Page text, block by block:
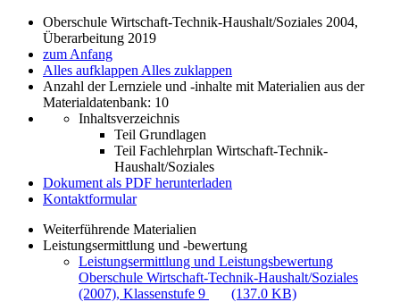
Oberschule Wirtschaft-Technik-Haushalt/Soziales 2004,
Überarbeitung 2019
zum Anfang
Alles aufklappen Alles zuklappen
Anzahl der Lernziele und -inhalte mit Materialien aus der
Materialdatenbank: 10
Inhaltsverzeichnis
Teil Grundlagen
Teil Fachlehrplan Wirtschaft-Technik-
Haushalt/Soziales
Dokument als PDF herunterladen
Kontaktformular
Weiterführende Materialien
Leistungsermittlung und -bewertung
Leistungsermittlung und Leistungsbewertung
Oberschule Wirtschaft-Technik-Haushalt/Soziales
(2007), Klassenstufe 9
(137.0 KB)